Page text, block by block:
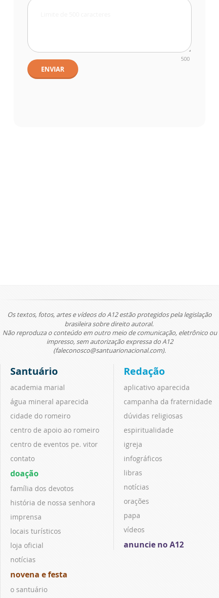
500
ENVIAR
Os textos, fotos, artes e vídeos do A12 estão protegidos pela legislação
brasileira sobre direito autoral.
Não reproduza o conteúdo em outro meio de comunicação, eletrônico ou
impresso, sem autorização expressa do A12
(faleconosco@santuarionacional.com).
Santuário
academia marial
água mineral aparecida
cidade do romeiro
centro de apoio ao romeiro
centro de eventos pe. vitor
contato
doação
família dos devotos
história de nossa senhora
imprensa
locais turísticos
loja oficial
notícias
novena e festa
o santuário
Redação
aplicativo aparecida
campanha da fraternidade
dúvidas religiosas
espiritualidade
igreja
infográficos
libras
notícias
orações
papa
vídeos
anuncie no A12